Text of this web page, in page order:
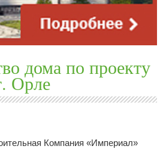
дома по проекту
Орле
Компания «Империал»